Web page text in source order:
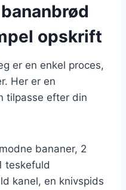
opskrift
er en enkel proces,
Her er en
tilpasse efter din
bananer, 2
teskefuld
kanel, en knivspids